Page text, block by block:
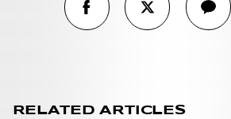
RELATED ARTICLES